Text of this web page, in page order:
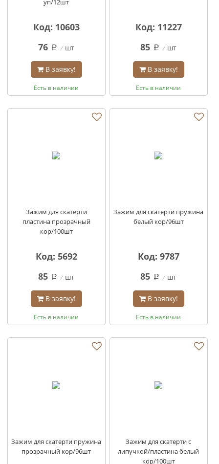
уп/12шт
Код: 10603
76 q шт
В заявку!
Есть в наличии
Код: 11227
85 q шт
В заявку!
Есть в наличии
Зажим для скатерти
пластина прозрачный
кор/100шт
Код: 5692
85 q шт
В заявку!
Есть в наличии
Зажим для скатерти пружина
белый кор/96шт
Код: 9787
85 q шт
В заявку!
Есть в наличии
Зажим для скатерти пружина
прозрачный кор/96шт
Зажим для скатерти с
липучкой/пластина белый
кор/100шт